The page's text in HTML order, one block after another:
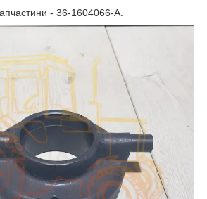
- 36-1604066-А.